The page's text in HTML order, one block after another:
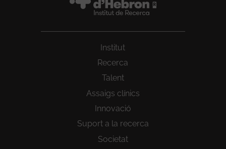
Institut
Recerca
Talent
Assaigs clínics
Innovació
Suport a la recerca
Societat